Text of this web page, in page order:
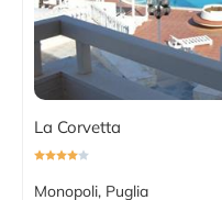
La Corvetta
Monopoli, Puglia